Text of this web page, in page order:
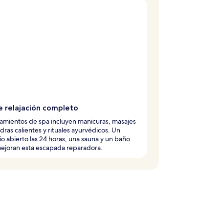
relajación completo
de spa incluyen manicuras, masajes
calientes y rituales ayurvédicos. Un
abierto las 24 horas, una sauna y un baño
esta escapada reparadora.